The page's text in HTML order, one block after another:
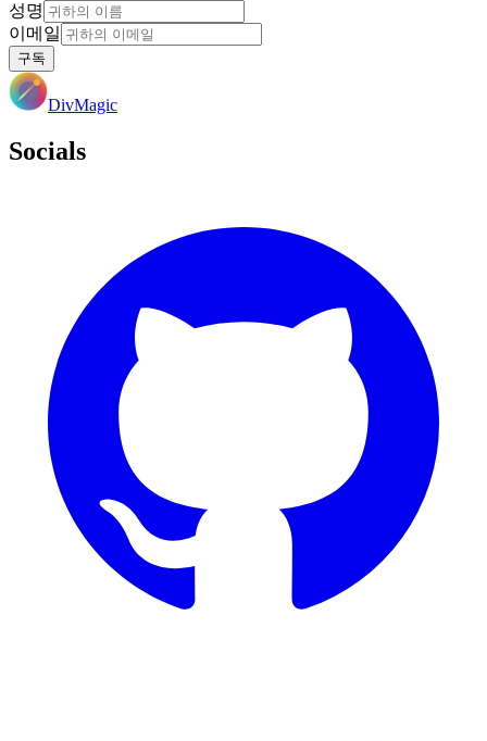
성명
이메일
구독
DivMagic
Socials